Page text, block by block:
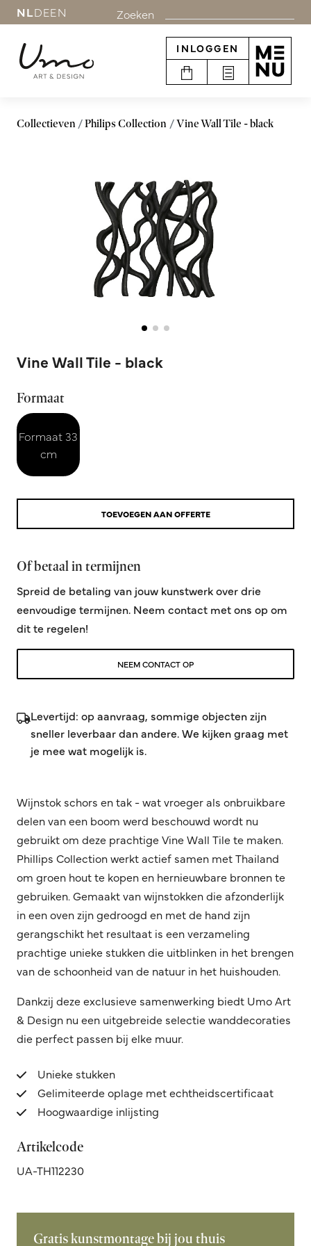
NLDEEN Zoeken
INLOGGEN
Collectieven Philips Collection Vine Wall Tile - black
Vine Wall Tile - black
Formaat
Formaat 33
cm
TOEVOEGEN AAN OFFERTE
Of betaal in termijnen
Spreid de betaling van jouw kunstwerk over drie
eenvoudige termijnen. Neem contact met ons op om
dit te regelen!
NEEM CONTACT OP
Levertijd: op aanvraag, sommige objecten zijn
sneller leverbaar dan andere. We kijken graag met
je mee wat mogelijk is.
Wijnstok schors en tak - wat vroeger als onbruikbare
delen van een boom werd beschouwd wordt nu
gebruikt om deze prachtige Vine Wall Tile te maken.
Phillips Collection werkt actief samen met Thailand
om groen hout te kopen en hernieuwbare bronnen te
gebruiken. Gemaakt van wijnstokken die afzonderlijk
in een oven zijn gedroogd en met de hand zijn
gerangschikt het resultaat is een verzameling
prachtige unieke stukken die uitblinken in het brengen
van de schoonheid van de natuur in het huishouden.
Dankzij deze exclusieve samenwerking biedt Umo Art
& Design nu een uitgebreide selectie wanddecoraties
die perfect passen bij elke muur.
Unieke stukken
Gelimiteerde oplage met echtheidscertificaat
Hoogwaardige inlijsting
Artikelcode
UA-TH112230
Gratis kunstmontage bij jou thuis